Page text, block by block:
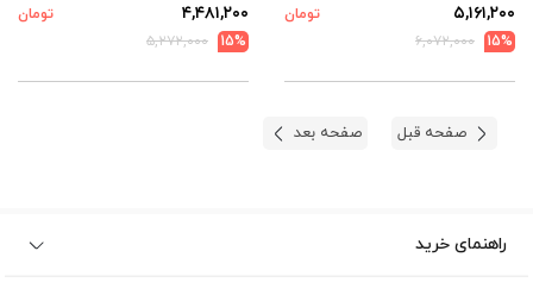
۵,۱۶۱,۲۰۰
تومان
15%
۶,۰۷۲,۰۰۰
۴,۴۸۱,۲۰۰
تومان
15%
۵,۲۷۲,۰۰۰
صفحه قبل صفحه بعد
راهنمای خرید